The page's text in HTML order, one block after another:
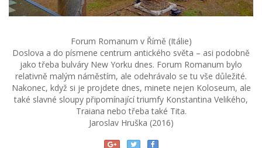
Forum Romanum v Římě (Itálie)
Doslova a do písmene centrum antického světa – asi podobně
jako třeba bulváry New Yorku dnes. Forum Romanum bylo
relativně malým náměstím, ale odehrávalo se tu vše důležité.
Nakonec, když si je projdete dnes, minete nejen Koloseum, ale
také slavné sloupy připomínající triumfy Konstantina Velikého,
Traiana nebo třeba také Tita.
Jaroslav Hruška (2016)